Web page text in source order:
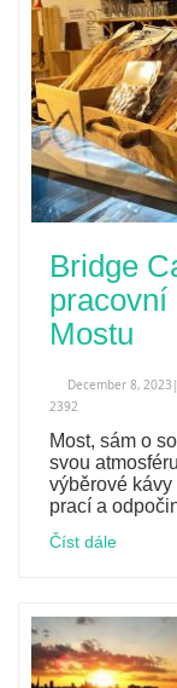
Bridge
pracovní
Mostu
December 8,
2392
Most, sám o
svou
výběrové
prací a
Číst dále